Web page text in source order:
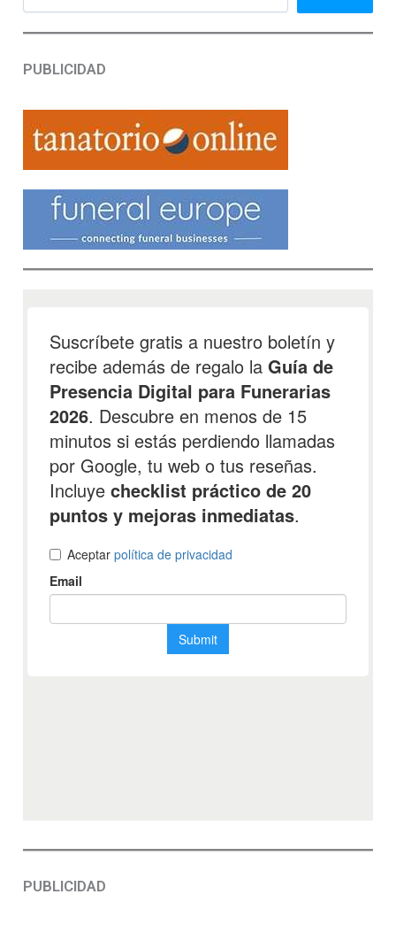
PUBLICIDAD
PUBLICIDAD